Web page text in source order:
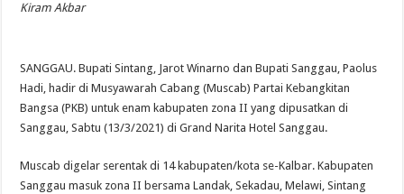
Kiram Akbar
SANGGAU. Bupati Sintang, Jarot Winarno dan Bupati Sanggau, Paolus
Hadi, hadir di Musyawarah Cabang (Muscab) Partai Kebangkitan
Bangsa (PKB) untuk enam kabupaten zona II yang dipusatkan di
Sanggau, Sabtu (13/3/2021) di Grand Narita Hotel Sanggau.
Muscab digelar serentak di 14 kabupaten/kota se-Kalbar. Kabupaten
Sanggau masuk zona II bersama Landak, Sekadau, Melawi, Sintang